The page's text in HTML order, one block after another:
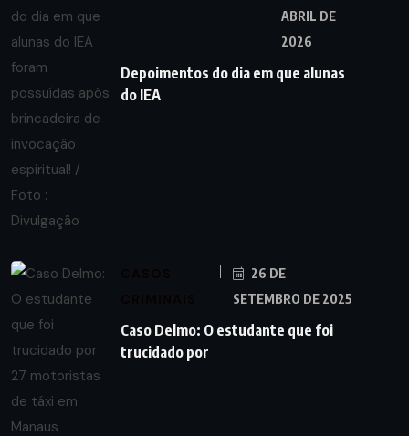
ABRIL DE
2026
Depoimentos do dia em que alunas
do IEA
26 DE
SETEMBRO DE 2025
Caso Delmo: O estudante que foi
trucidado por